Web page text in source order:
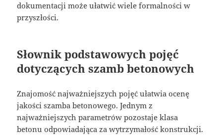
dokumentacji może ułatwić wiele formalności w
przyszłości.
Słownik podstawowych pojęć
dotyczących szamb betonowych
Znajomość najważniejszych pojęć ułatwia ocenę
jakości szamba betonowego. Jednym z
najważniejszych parametrów pozostaje klasa
betonu odpowiadająca za wytrzymałość konstrukcji.